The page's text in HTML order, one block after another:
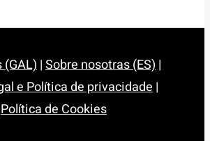
(GAL)|Sobre nosotras (ES)|
e Política de privacidade|
Política de Cookies